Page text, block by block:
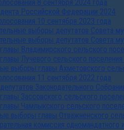
8 сентября 2024 года
Российской Федерации 2024
10 сентября 2023 года
выборы депутатов Совета
выборы депутатов Совета
Владимирского сельского
Лучевого сельского поселения
выборы главы Ахметовского
11 сентября 2022 года
Законодательного
Зассовского сельского
Чамлыкского сельского
выборы главы Отважненского
комиссия одномандатного